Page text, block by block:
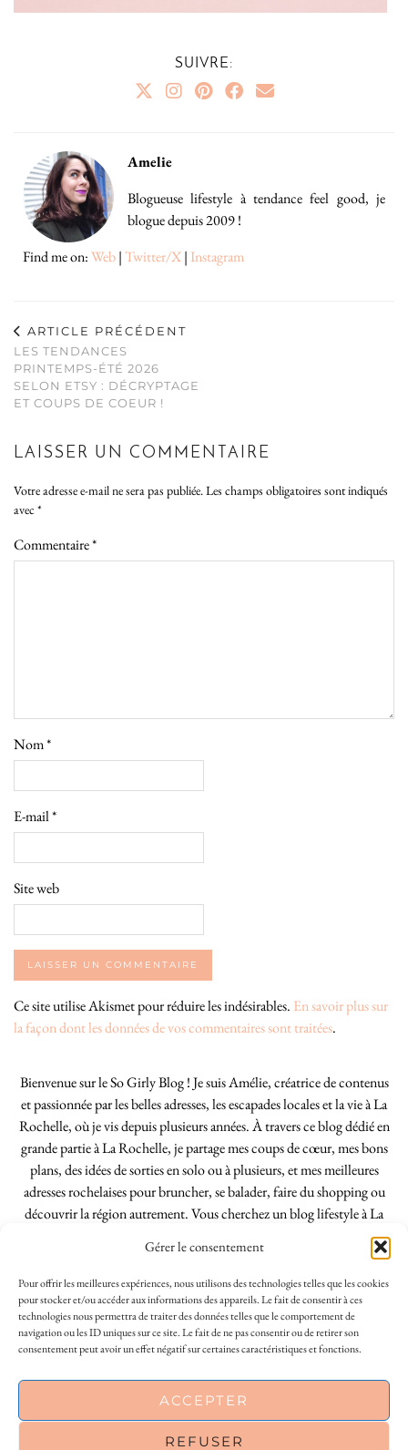
Gérer le consentement
Pour offrir les meilleures expériences, nous utilisons des technologies telles que les cookies
pour stocker et/ou accéder aux informations des appareils. Le fait de consentir à ces
technologies nous permettra de traiter des données telles que le comportement de
navigation ou les ID uniques sur ce site. Le fait de ne pas consentir ou de retirer son
consentement peut avoir un effet négatif sur certaines caractéristiques et fonctions.
ACCEPTER
REFUSER
SUIVRE:
Amelie
Blogueuse lifestyle à tendance feel good, je
blogue depuis 2009 !
Find me on:Web|Twitter/X| Instagram
ARTICLE PRÉCÉDENT
LES TENDANCES
PRINTEMPS-ÉTÉ 2026
SELON ETSY : DÉCRYPTAGE
ET COUPS DE COEUR !
LAISSER UN COMMENTAIRE
Votre adresse e-mail ne sera pas publiée.Les champs obligatoires sont indiqués
avec *
Commentaire*
Nom*
E-mail*
Site web
Ce site utilise Akismet pour réduire les indésirables. En savoir plus sur
la façon dont les données de vos commentaires sont traitées.
Bienvenue sur le So Girly Blog ! Je suis Amélie, créatrice de contenus
et passionnée par les belles adresses, les escapades locales et la vie à La
Rochelle, où je vis depuis plusieurs années. À travers ce blog dédié en
grande partie à La Rochelle, je partage mes coups de cœur, mes bons
plans, des idées de sorties en solo ou à plusieurs, et mes meilleures
adresses rochelaises pour bruncher, se balader, faire du shopping ou
découvrir la région autrement. Vous cherchez un blog lifestyle à La
Rochelle, tenu par une locale ? Vous êtes au bon endroit. Que vous
soyez Rochelais·e ou de passage dans notre belle ville, j’espère que mes
articles vous aideront à profiter de La Rochelle comme un·e vrai·e
initié·e. !